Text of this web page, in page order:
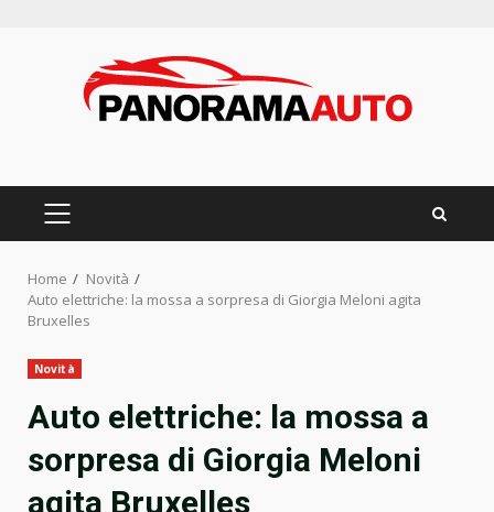
PRIMARY
Home
Novità
Auto elettriche: la mossa a sorpresa di Giorgia Meloni agita
Bruxelles
Novità
Auto elettriche: la mossa a
sorpresa di Giorgia Meloni
agita Bruxelles